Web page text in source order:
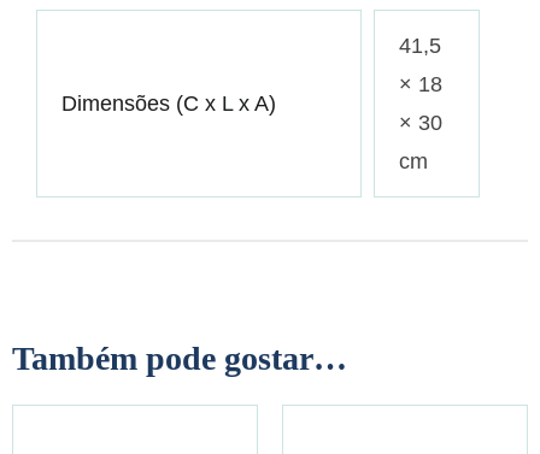
Dimensões (C x L x A)
41,5
× 18
× 30
cm
Também pode gostar…